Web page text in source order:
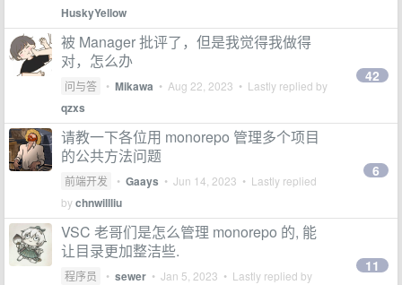
HuskyYellow
被 Manager 批评了，但是我觉得我做得
对，怎么办
问与答 • Mikawa • Aug 22, 2023 • Lastly replied by
qzxs
42
请教一下各位用 monorepo 管理多个项目
的公共方法问题
前端开发 • Gaays • Jun 14, 2023 • Lastly replied
bychnwillliu
6
VSC 老哥们是怎么管理 monorepo 的, 能
让目录更加整洁些.
程序员 • sewer • Jan 5, 2023 • Lastly replied by
11